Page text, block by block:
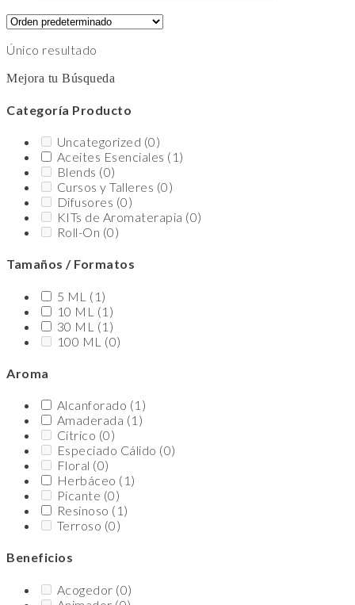
Único resultado
Mejora tu Búsqueda
Categoría Producto
Uncategorized (0)
Aceites Esenciales (1)
Blends (0)
Cursos y Talleres (0)
Difusores (0)
KITs de Aromaterapia (0)
Roll-On (0)
Tamaños / Formatos
5 ML (1)
10 ML (1)
30 ML (1)
100 ML (0)
Aroma
Alcanforado (1)
Amaderada (1)
Cítrico (0)
Especiado Cálido (0)
Floral (0)
Herbáceo (1)
Picante (0)
Resinoso (1)
Terroso (0)
Beneficios
Acogedor (0)